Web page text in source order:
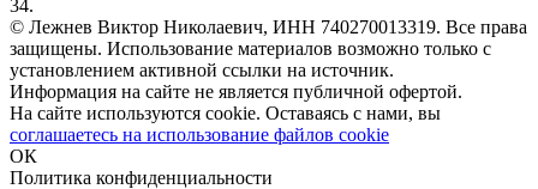
34.
© Лежнев Виктор Николаевич, ИНН 740270013319. Все права
защищены. Использование материалов возможно только с
установлением активной ссылки на источник.
Информация на сайте не является публичной офертой.
На сайте используются cookie. Оставаясь с нами, вы
соглашаетесь на использование файлов cookie
ОК
Политика конфиденциальности